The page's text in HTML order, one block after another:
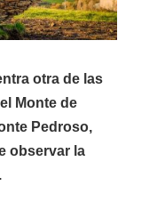
otra de las
Monte de
Pedroso,
observar la